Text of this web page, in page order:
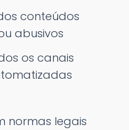
conteúdos
abusivos
os canais
normas legais